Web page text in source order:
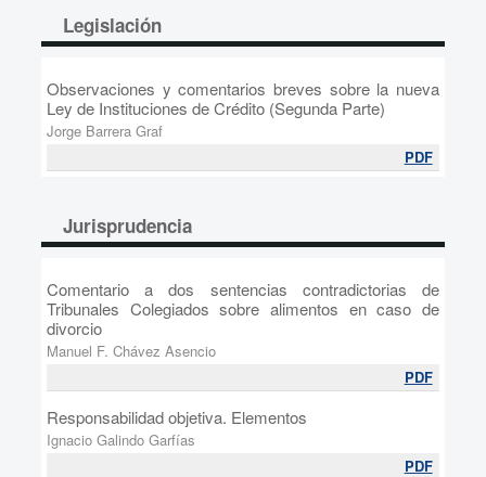
Legislación
Observaciones y comentarios breves sobre la nueva
Ley de Instituciones de Crédito (Segunda Parte)
Jorge Barrera Graf
PDF
Jurisprudencia
Comentario a dos sentencias contradictorias de
Tribunales Colegiados sobre alimentos en caso de
divorcio
Manuel F. Chávez Asencio
PDF
Responsabilidad objetiva. Elementos
Ignacio Galindo Garfías
PDF